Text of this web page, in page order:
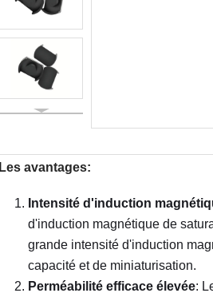
Les avantages:
Intensité d'induction
d'induction magnétique de
grande intensité d'induction
capacité et de miniaturisation.
Perméabilité efficace élevée: